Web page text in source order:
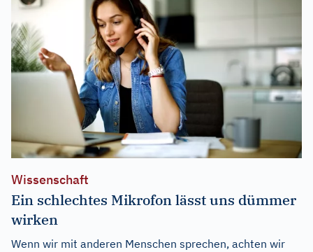
Wissenschaft
Ein schlechtes Mikrofon lässt uns dümmer
wirken
Wenn wir mit anderen Menschen sprechen, achten wir